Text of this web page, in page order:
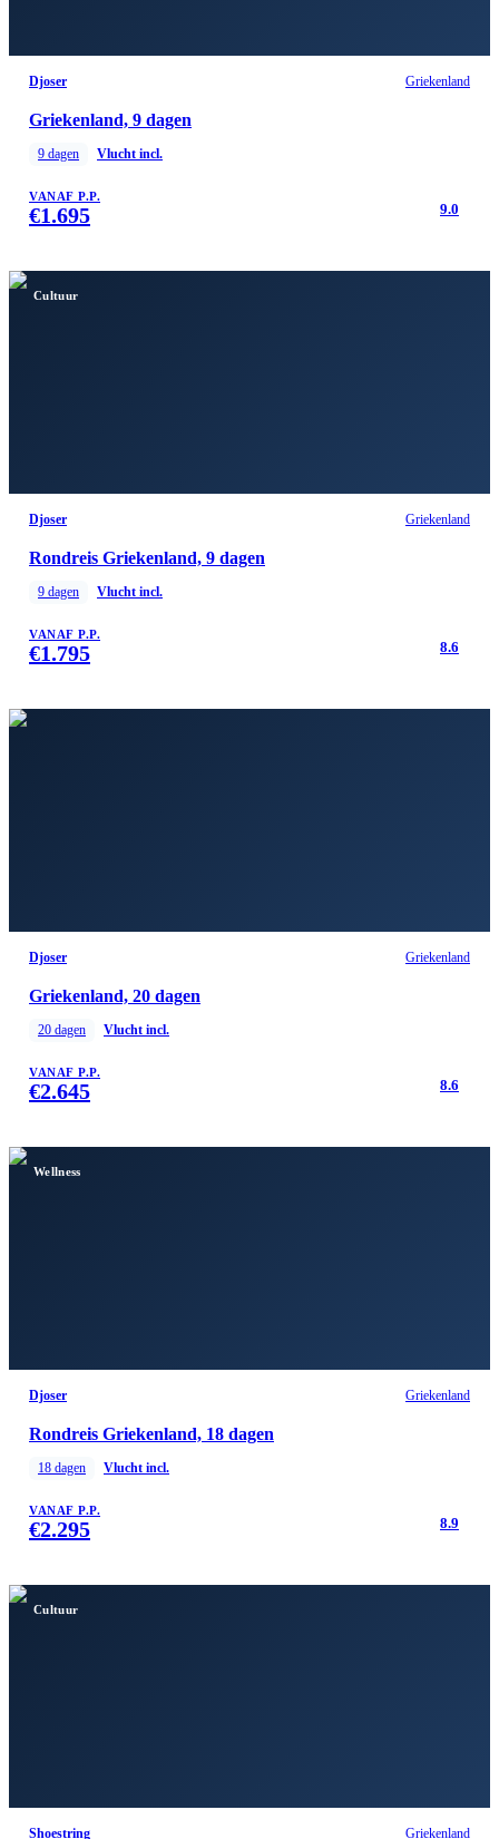
Djoser Griekenland
Griekenland, 9 dagen
9 dagen Vlucht incl.
VANAF P.P.
€1.695 9.0
Cultuur
Djoser Griekenland
Rondreis Griekenland, 9 dagen
9 dagen Vlucht incl.
VANAF P.P.
€1.795 8.6
Djoser Griekenland
Griekenland, 20 dagen
20 dagen Vlucht incl.
VANAF P.P.
€2.645 8.6
Wellness
Djoser Griekenland
Rondreis Griekenland, 18 dagen
18 dagen Vlucht incl.
VANAF P.P.
€2.295 8.9
Cultuur
Shoestring Griekenland